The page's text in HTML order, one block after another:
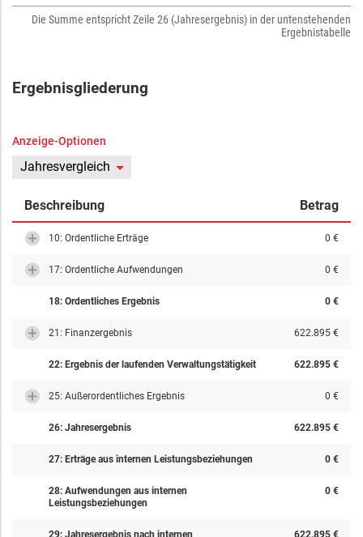
Die Summe entspricht Zeile 26 (Jahresergebnis) in der untenstehenden
Ergebnistabelle
Ergebnisgliederung
Anzeige-Optionen
Jahresvergleich
Beschreibung Betrag
10: Ordentliche Erträge 0 €
17: Ordentliche Aufwendungen 0 €
18: Ordentliches Ergebnis 0 €
21: Finanzergebnis 622.895 €
22: Ergebnis der laufenden Verwaltungstätigkeit 622.895 €
25: Außerordentliches Ergebnis 0 €
26: Jahresergebnis 622.895 €
27: Erträge aus internen Leistungsbeziehungen 0 €
28: Aufwendungen aus internen
Leistungsbeziehungen
0 €
29: Jahresergebnis nach internen 622.895 €